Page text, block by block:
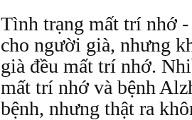
Tình trạng mất trí nhớ
cho người già, nhưng
già đều mất trí nhớ.
mất trí nhớ và bệnh
bệnh, nhưng thật ra